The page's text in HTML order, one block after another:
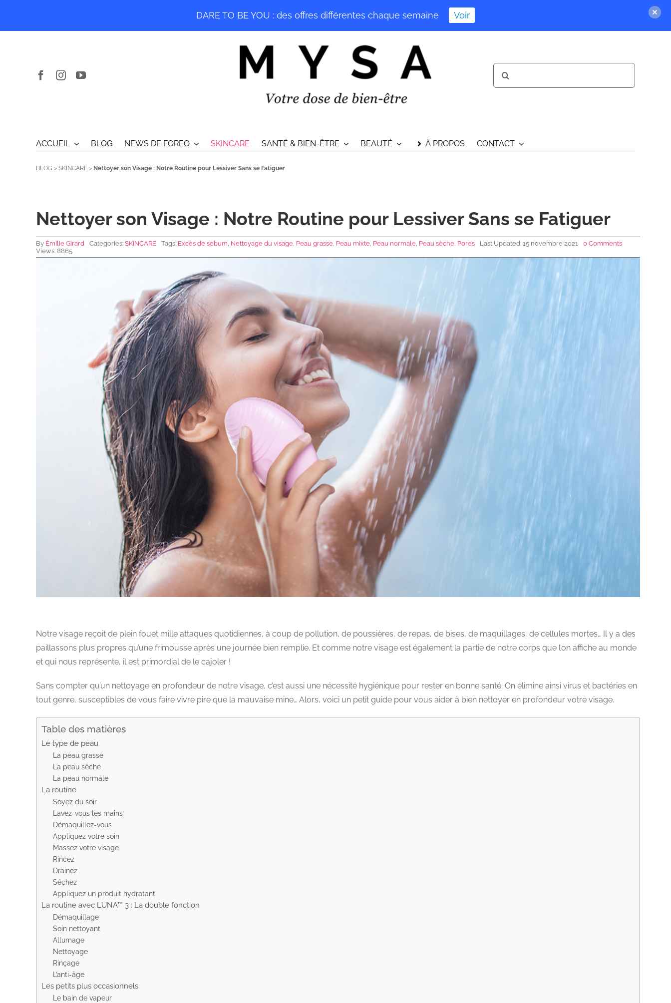
ACCUEIL BLOG NEWS DE FOREO SKINCARE SANTÉ & BIEN-ÊTRE BEAUTÉ À PROPOS CONTACT
BLOG > SKINCARE > Nettoyer son Visage : Notre Routine pour Lessiver Sans se Fatiguer
Nettoyer son Visage : Notre Routine pour Lessiver Sans se Fatiguer
By Émilie Girard Categories: SKINCARE Tags: Excès de sébum Nettoyage du visage, Peau grasse, Peau mixte, Peau normale, Peau sèche, Pores Last Updated: 15 novembre 2021
0 Comments
Views: 8865
Notre visage reçoit de plein fouet mille attaques quotidiennes, à coup de pollution, de poussières, de repas, de bises, de maquillages, de cellules mortes… Il y a des
paillassons plus propres qu’une frimousse après une journée bien remplie. Et comme notre visage est également la partie de notre corps que l’on affiche au monde
et qui nous représente, il est primordial de le cajoler !
Sans compter qu’un nettoyage en profondeur de notre visage, c’est aussi une nécessité hygiénique pour rester en bonne santé. On élimine ainsi virus et bactéries en
tout genre, susceptibles de vous faire vivre pire que la mauvaise mine… Alors, voici un petit guide pour vous aider à bien nettoyer en profondeur votre visage.
Table des matières
Le type de peau
La peau grasse
La peau sèche
La peau normale
La routine
Soyez du soir
Lavez-vous les mains
Démaquillez-vous
Appliquez votre soin
Massez votre visage
Rincez
Drainez
Séchez
Appliquez un produit hydratant
La routine avec LUNA™ 3 : La double fonction
Démaquillage
Soin nettoyant
Allumage
Nettoyage
Rinçage
L’anti-âge
Les petits plus occasionnels
Le bain de vapeur
DARE TO BE YOU : des offres différentes chaque semaine Voir